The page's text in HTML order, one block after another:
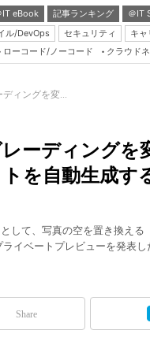
IT eBook 記事ランキング ＠IT
ル/DevOps セキュリティ キャ
ローコード/ノーコード クラウド
ィングを変...
ーディングを
トを自動生成す
して、写真の空を置き換える
イベートプレビューを発表し
Share